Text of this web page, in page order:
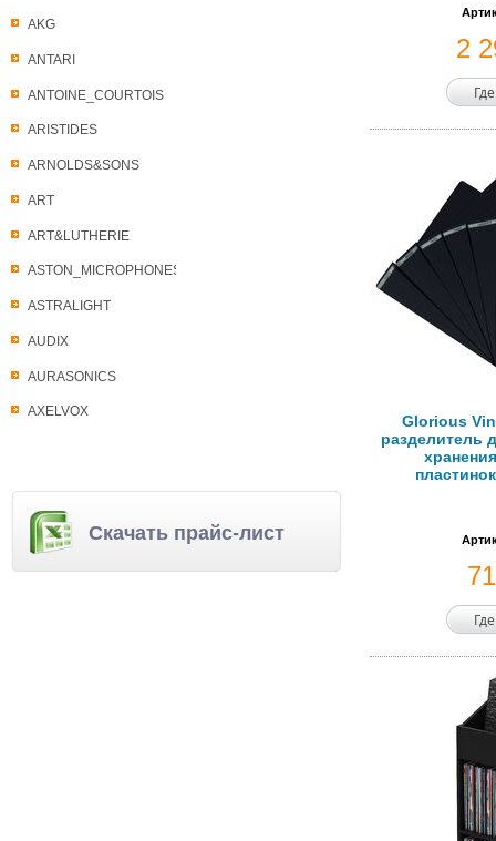
AKG
ANTARI
ANTOINE_COURTOIS
ARISTIDES
ARNOLDS&SONS
ART
ART&LUTHERIE
ASTON_MICROPHONES
ASTRALIGHT
AUDIX
AURASONICS
AXELVOX
Скачать прайс-лист
2
Glorious
разделитель